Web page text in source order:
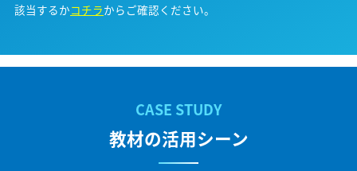
該当するかコチラからご確認ください。
教材の活用シーン